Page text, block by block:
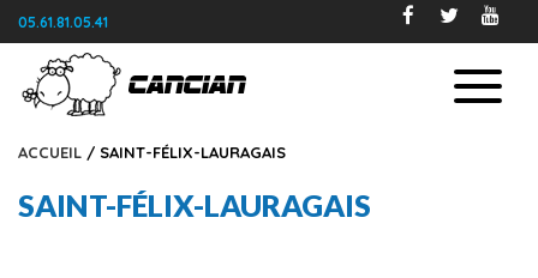
05.61.81.05.41
ACCUEIL / SAINT-FÉLIX-LAURAGAIS
SAINT-FÉLIX-LAURAGAIS